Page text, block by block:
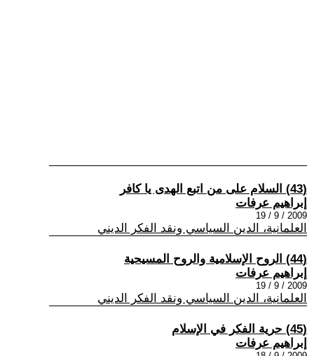
(43) السلام على من اتبع الهدى يا كافر
إبراهيم عرفات
2009 / 9 / 19
العلمانية، الدين السياسي ونقد الفكر الديني
(44) الروح الإسلامية والروح المسيحية
إبراهيم عرفات
2009 / 9 / 19
العلمانية، الدين السياسي ونقد الفكر الديني
(45) حرية الفكر في الإسلام
إبراهيم عرفات